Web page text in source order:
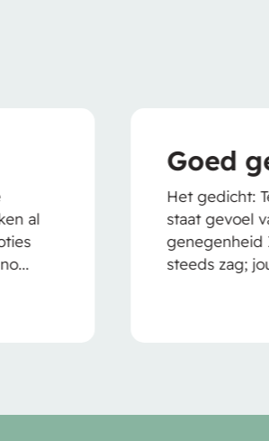
Goed gedaan
gedicht: Terwijl je daar zo prachtig
gevoel van trots en lovende
Ik kijk en zie wat ik
zag; jouw waardevolle ei...